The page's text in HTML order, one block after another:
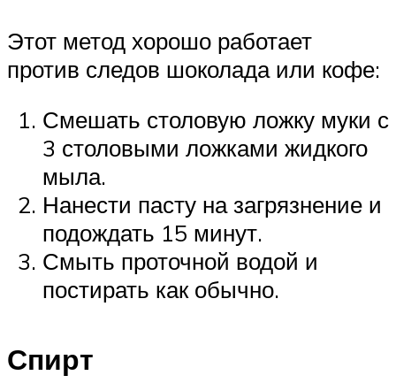
Этот метод хорошо работает
против следов шоколада или кофе:
Смешать столовую ложку муки с
3 столовыми ложками жидкого
мыла.
Нанести пасту на загрязнение и
подождать 15 минут.
Смыть проточной водой и
постирать как обычно.
Спирт